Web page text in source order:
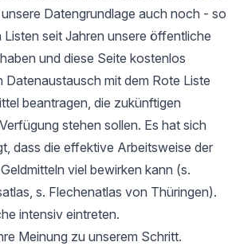
Datengrundlage auch noch - so
seit Jahren unsere öffentliche
und diese Seite kostenlos
Datenaustausch mit dem Rote Liste
beantragen, die zukünftigen
stehen sollen. Es hat sich
dass die effektive Arbeitsweise der
viel bewirken kann (s.
s. Flechenatlas von Thüringen).
intensiv eintreten.
Meinung zu unserem Schritt.